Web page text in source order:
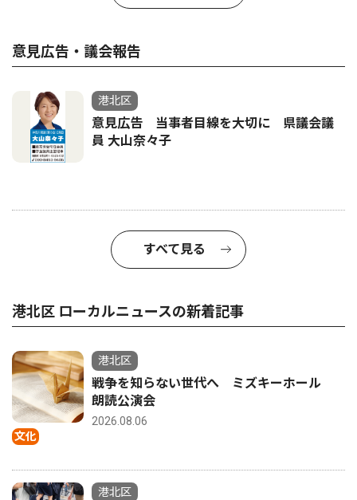
意見広告・議会報告
港北区
意見広告 当事者目線を大切に 県議会議
員 大山奈々子
すべて見る
港北区 ローカルニュースの新着記事
文化
港北区
戦争を知らない世代へ ミズキーホール
朗読公演会
2026.08.06
港北区